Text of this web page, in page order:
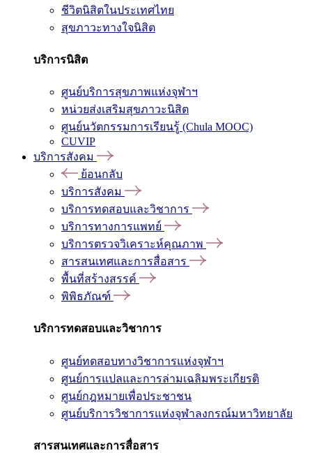
ชีวิตนิสิตในประเทศไทย
สุขภาวะทางใจนิสิต
บริการนิสิต
ศูนย์บริการสุขภาพแห่งจุฬาฯ
หน่วยส่งเสริมสุขภาวะนิสิต
ศูนย์นวัตกรรมการเรียนรู้ (Chula MOOC)
CUVIP
บริการสังคม
ย้อนกลับ
บริการสังคม
บริการทดสอบและวิชาการ
บริการทางการแพทย์
บริการตรวจวิเคราะห์คุณภาพ
สารสนเทศและการสื่อสาร
พื้นที่สร้างสรรค์
พิพิธภัณฑ์
บริการทดสอบและวิชาการ
ศูนย์ทดสอบทางวิชาการแห่งจุฬาฯ
ศูนย์การแปลและการล่ามเฉลิมพระเกียรติ
ศูนย์กฎหมายเพื่อประชาชน
ศูนย์บริการวิชาการแห่งจุฬาลงกรณ์มหาวิทยาลัย
สารสนเทศและการสื่อสาร